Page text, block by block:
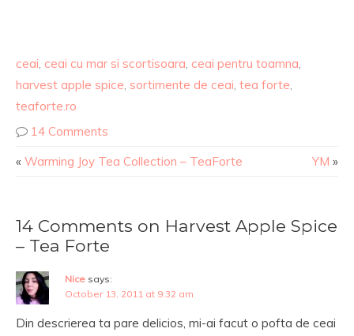
ceai, ceai cu mar si scortisoara, ceai pentru toamna,
harvest apple spice, sortimente de ceai, tea forte,
teaforte.ro
14 Comments
« Warming Joy Tea Collection – TeaForte YM »
14 Comments on Harvest Apple Spice
– Tea Forte
Nice says:
October 13, 2011 at 9:32 am
Din descrierea ta pare delicios, mi-ai facut o pofta de ceai